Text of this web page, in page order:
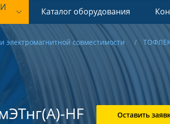
Каталог оборудования
совместимости
HF Оставить